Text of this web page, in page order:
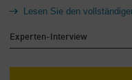
Lesen Sie den
Experten-Interview